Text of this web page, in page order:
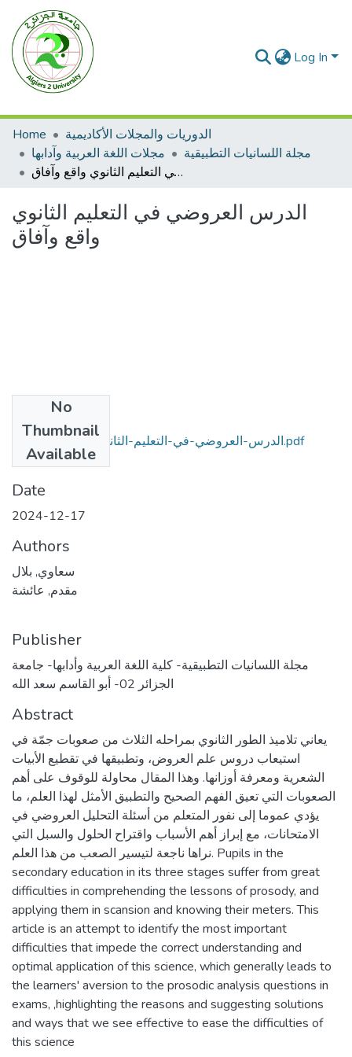
Log In
Home
الدوريات والمجلات الأكاديمية
مجلات اللغة العربية وآدابها
مجلة اللسانيات التطبيقية
الدرس العروضي في التعليم الثانوي واقع وآفاق
الدرس العروضي في التعليم الثانوي
واقع وآفاق
No
Thumbnail
Available
الدرس-العروضي-في-التعليم-الثانوي-واقع-وآفاق (1).pdf
(623.05 KB)
Date
2024-12-17
Authors
سعاوي, بلال
مقدم, عائشة
Publisher
مجلة اللسانيات التطبيقية- كلية اللغة العربية وأدابها- جامعة
الجزائر 02- أبو القاسم سعد الله
Abstract
يعاني تلاميذ الطور الثانوي بمراحله الثلاث من صعوبات جمّة في
استيعاب دروس علم العروض، وتطبيقها في تقطيع الأبيات
الشعرية ومعرفة أوزانها. وهذا المقال محاولة للوقوف على أهم
الصعوبات التي تعيق الفهم الصحيح والتطبيق الأمثل لهذا العلم، ما
يؤدي عموما إلى نفور المتعلم من أسئلة التحليل العروضي في
الامتحانات، مع إبراز أهم الأسباب واقتراح الحلول والسبل التي
نراها ناجعة لتيسير الصعب من هذا العلم. Pupils in the
secondary education in its three stages suffer from great
difficulties in comprehending the lessons of prosody, and
applying them in scansion and knowing their meters. This
article is an attempt to identify the most important
difficulties that impede the correct understanding and
optimal application of this science, which generally leads to
the learners' aversion to the prosodic analysis questions in
exams, ,highlighting the reasons and suggesting solutions
and ways that we see effective to ease the difficulties of
this science